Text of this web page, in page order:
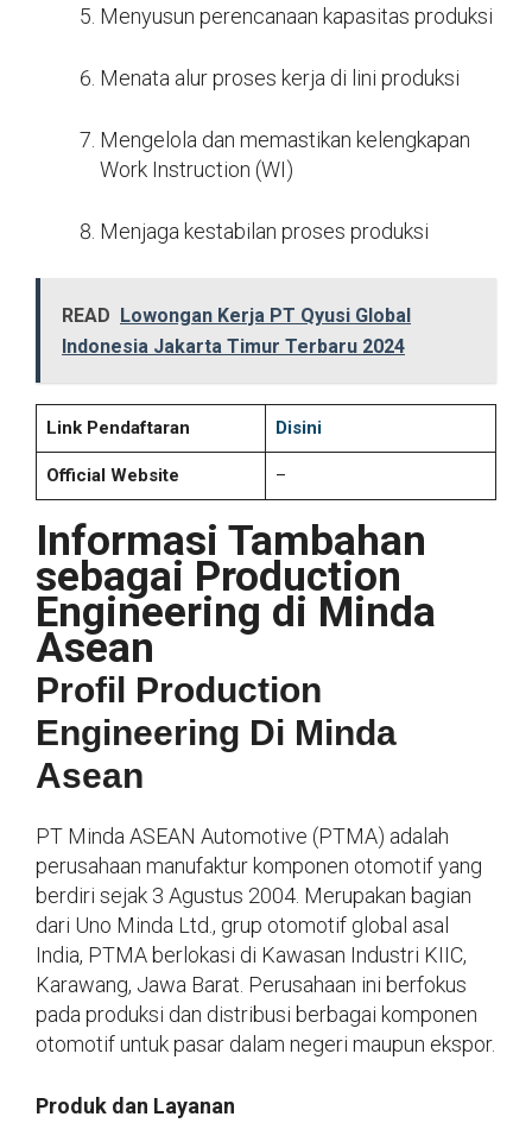
Menyusun perencanaan kapasitas produksi
Menata alur proses kerja di lini produksi
Mengelola dan memastikan kelengkapan
Work Instruction (WI)
Menjaga kestabilan proses produksi
READ Lowongan Kerja PT Qyusi Global
Indonesia Jakarta Timur Terbaru 2024
Link Pendaftaran Disini
Official Website –
Informasi Tambahan
sebagai Production
Engineering di Minda
Asean
Profil Production
Engineering Di Minda
Asean
PT Minda ASEAN Automotive (PTMA) adalah
perusahaan manufaktur komponen otomotif yang
berdiri sejak 3 Agustus 2004. Merupakan bagian
dari Uno Minda Ltd., grup otomotif global asal
India, PTMA berlokasi di Kawasan Industri KIIC,
Karawang, Jawa Barat. Perusahaan ini berfokus
pada produksi dan distribusi berbagai komponen
otomotif untuk pasar dalam negeri maupun ekspor.
Produk dan Layanan